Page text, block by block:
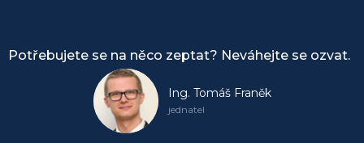
Potřebujete se na něco zeptat? Neváhejte se ozvat.
Ing. Tomáš Franěk
jednatel